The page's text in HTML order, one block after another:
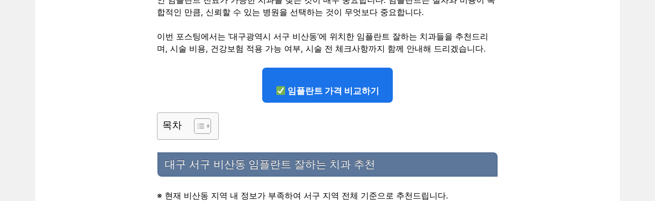
합적인 만큼, 신뢰할 수 있는 병원을 선택하는 것이 무엇보다 중요합니다.
이번 포스팅에서는 ‘대구광역시 서구 비산동’에 위치한 임플란트 잘하는 치과들을 추천드리
며, 시술 비용, 건강보험 적용 가능 여부, 시술 전 체크사항까지 함께 안내해 드리겠습니다.
임플란트 가격 비교하기
목차
대구 서구 비산동 임플란트 잘하는 치과 추천
※ 현재 비산동 지역 내 정보가 부족하여 서구 지역 전체 기준으로 추천드립니다.